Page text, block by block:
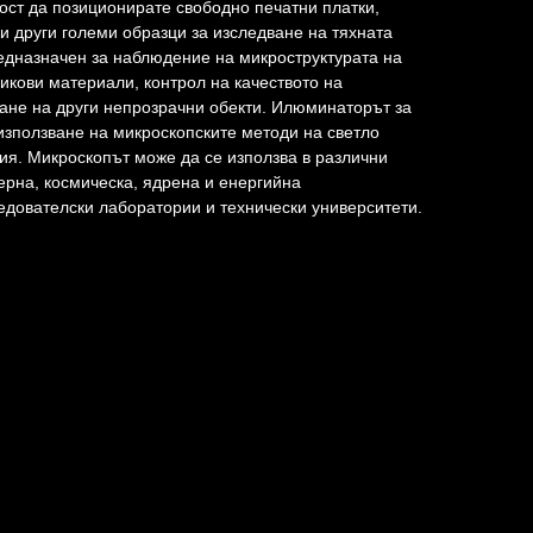
да позиционирате свободно печатни платки,
други големи образци за изследване на тяхната
за наблюдение на микроструктурата на
материали, контрол на качеството на
на други непрозрачни обекти. Илюминаторът за
на микроскопските методи на светло
Микроскопът може да се използва в различни
космическа, ядрена и енергийна
лаборатории и технически университети.